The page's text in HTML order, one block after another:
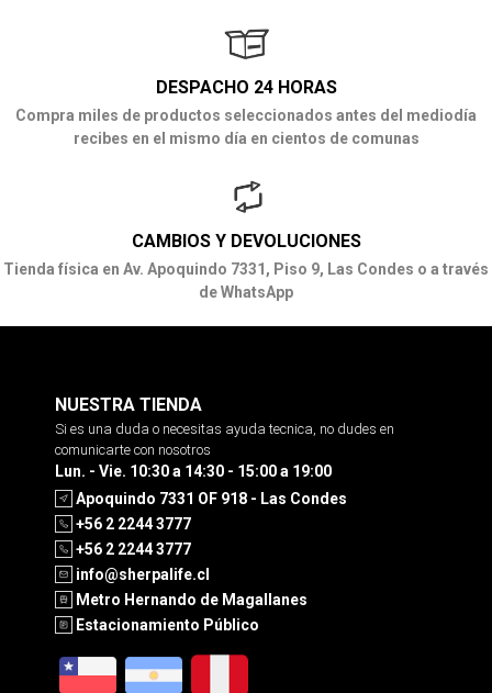
DESPACHO 24 HORAS
Compra miles de productos seleccionados antes del mediodía
recibes en el mismo día en cientos de comunas
CAMBIOS Y DEVOLUCIONES
Tienda física en Av. Apoquindo 7331, Piso 9, Las Condes o a través
de WhatsApp
NUESTRA TIENDA
Si es una duda o necesitas ayuda tecnica, no dudes en
comunicarte con nosotros
Lun. - Vie. 10:30 a 14:30 - 15:00 a 19:00
Apoquindo 7331 OF 918 - Las Condes
+56 2 2244 3777
+56 2 2244 3777
info@sherpalife.cl
Metro Hernando de Magallanes
Estacionamiento Público